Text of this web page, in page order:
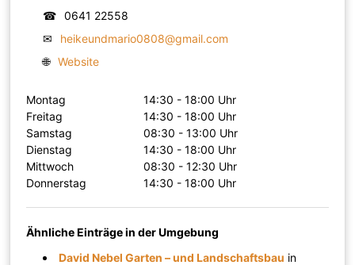
☎
0641 22558
✉
heikeundmario0808@gmail.com
🌐 Website
Montag
14:30 - 18:00 Uhr
Freitag
14:30 - 18:00 Uhr
Samstag
08:30 - 13:00 Uhr
Dienstag
14:30 - 18:00 Uhr
Mittwoch
08:30 - 12:30 Uhr
Donnerstag
14:30 - 18:00 Uhr
Ähnliche Einträge in der Umgebung
David Nebel Garten – und Landschaftsbau in